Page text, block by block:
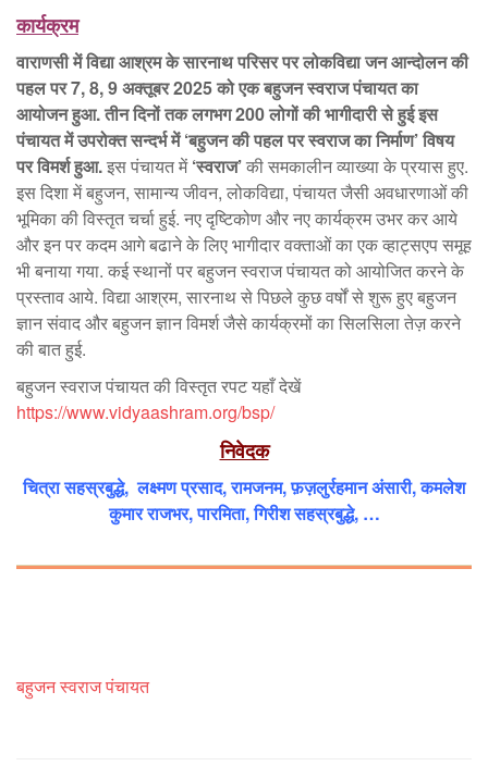
कार्यक्रम
वाराणसी में विद्या आश्रम के सारनाथ परिसर पर लोकविद्या जन आन्दोलन की
पहल पर 7, 8, 9 अक्तूबर 2025 को एक बहुजन स्वराज पंचायत का
आयोजन हुआ. तीन दिनों तक लगभग 200 लोगों की भागीदारी से हुई इस
पंचायत में उपरोक्त सन्दर्भ में ‘बहुजन की पहल पर स्वराज का निर्माण’ विषय
पर विमर्श हुआ.इस पंचायत में‘स्वराज’की समकालीन व्याख्या के प्रयास हुए.
इस दिशा में बहुजन, सामान्य जीवन, लोकविद्या, पंचायत जैसी अवधारणाओं की
भूमिका की विस्तृत चर्चा हुई. नए दृष्टिकोण और नए कार्यक्रम उभर कर आये
और इन पर कदम आगे बढाने के लिए भागीदार वक्ताओं का एक व्हाट्सएप समूह
भी बनाया गया. कई स्थानों पर बहुजन स्वराज पंचायत को आयोजित करने के
प्रस्ताव आये. विद्या आश्रम, सारनाथ से पिछले कुछ वर्षों से शुरू हुए बहुजन
ज्ञान संवाद और बहुजन ज्ञान विमर्श जैसे कार्यक्रमों का सिलसिला तेज़ करने
की बात हुई.
बहुजन स्वराज पंचायत की विस्तृत रपट यहाँ देखें
https://www.vidyaashram.org/bsp/
निवेदक
चित्रा सहस्रबुद्धे, लक्ष्मण प्रसाद, रामजनम, फ़ज़लुर्रहमान अंसारी, कमलेश
कुमार राजभर,पारमिता, गिरीश सहस्रबुद्धे, …
बहुजन स्वराज पंचायत